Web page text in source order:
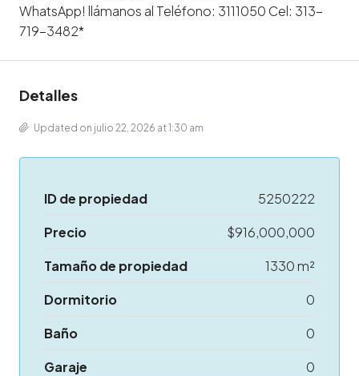
WhatsApp! llámanos al Teléfono: 3111050 Cel: 313-
719-3482*
Detalles
Updated on julio 22, 2026 at 1:30 am
ID de propiedad
5250222
Precio
$916,000,000
Tamaño de propiedad
1330 m²
Dormitorio
0
Baño
0
Garaje
0